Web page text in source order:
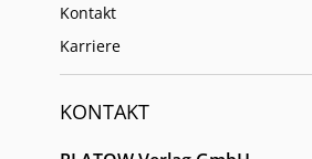
Kontakt
Karriere
KONTAKT